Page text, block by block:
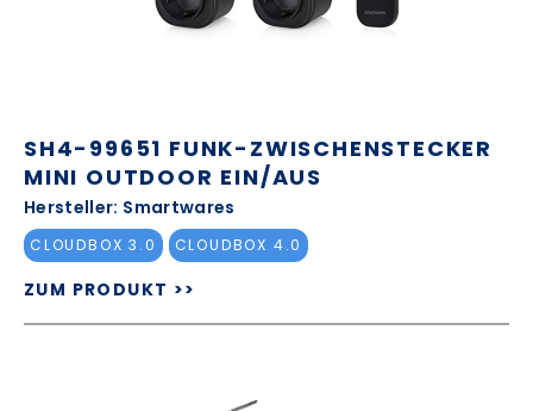
SH4-99651 FUNK-ZWISCHENSTECKER
MINI OUTDOOR EIN/AUS
Hersteller: Smartwares
CLOUDBOX 3.0 CLOUDBOX 4.0
ZUM PRODUKT >>